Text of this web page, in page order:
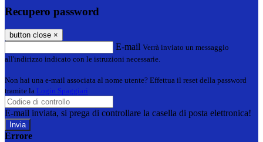
Recupero password
button close ×
E-mail Verrà inviato un messaggio
all'indirizzo indicato con le istruzioni necessarie.
Non hai una e-mail associata al nome utente? Effettua il reset della password
tramite la Login Spaggiari
E-mail inviata, si prega di controllare la casella di posta elettronica!
Errore